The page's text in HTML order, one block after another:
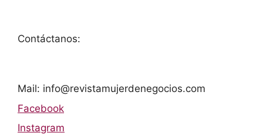
Contáctanos:
Mail: info@revistamujerdenegocios.com
Facebook
Instagram